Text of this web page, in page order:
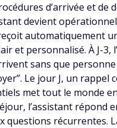
d’arrivée et de
devient
automatiquement
et personnalisé. À J-3,
sans que personne
Le jour J, un rappel
met tout le monde
l’assistant répond
questions récurrentes.